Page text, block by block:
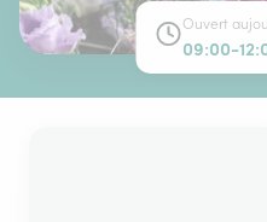
Ouvert
09:00-